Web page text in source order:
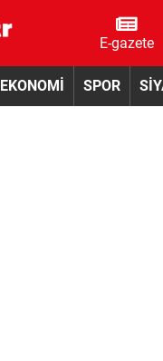
E-gazete
EKONOMİ SPOR